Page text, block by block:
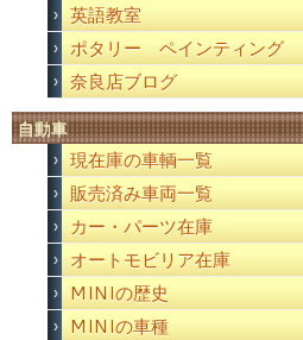
英語教室
ポタリー ペインティング
奈良店ブログ
自動車
現在庫の車輌一覧
販売済み車両一覧
カー・パーツ在庫
オートモビリア在庫
MINIの歴史
MINIの車種